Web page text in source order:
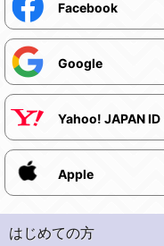
Facebook
Google
Yahoo! JAPAN ID
Apple
はじめての方